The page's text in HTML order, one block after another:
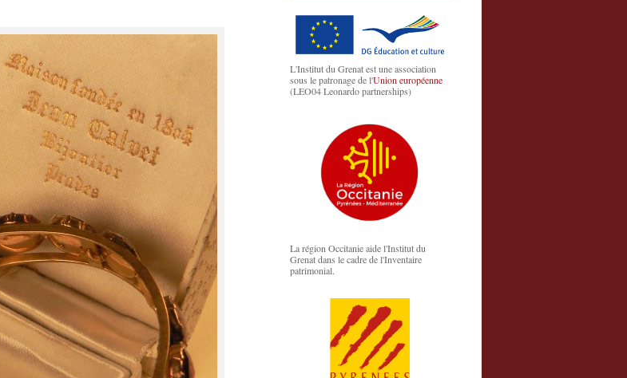
L'Institut du Grenat est une association
sous le patronage de l'Union européenne
(LEO04 Leonardo partnerships)
La région Occitanie aide l'Institut du
Grenat dans le cadre de l'Inventaire
patrimonial.